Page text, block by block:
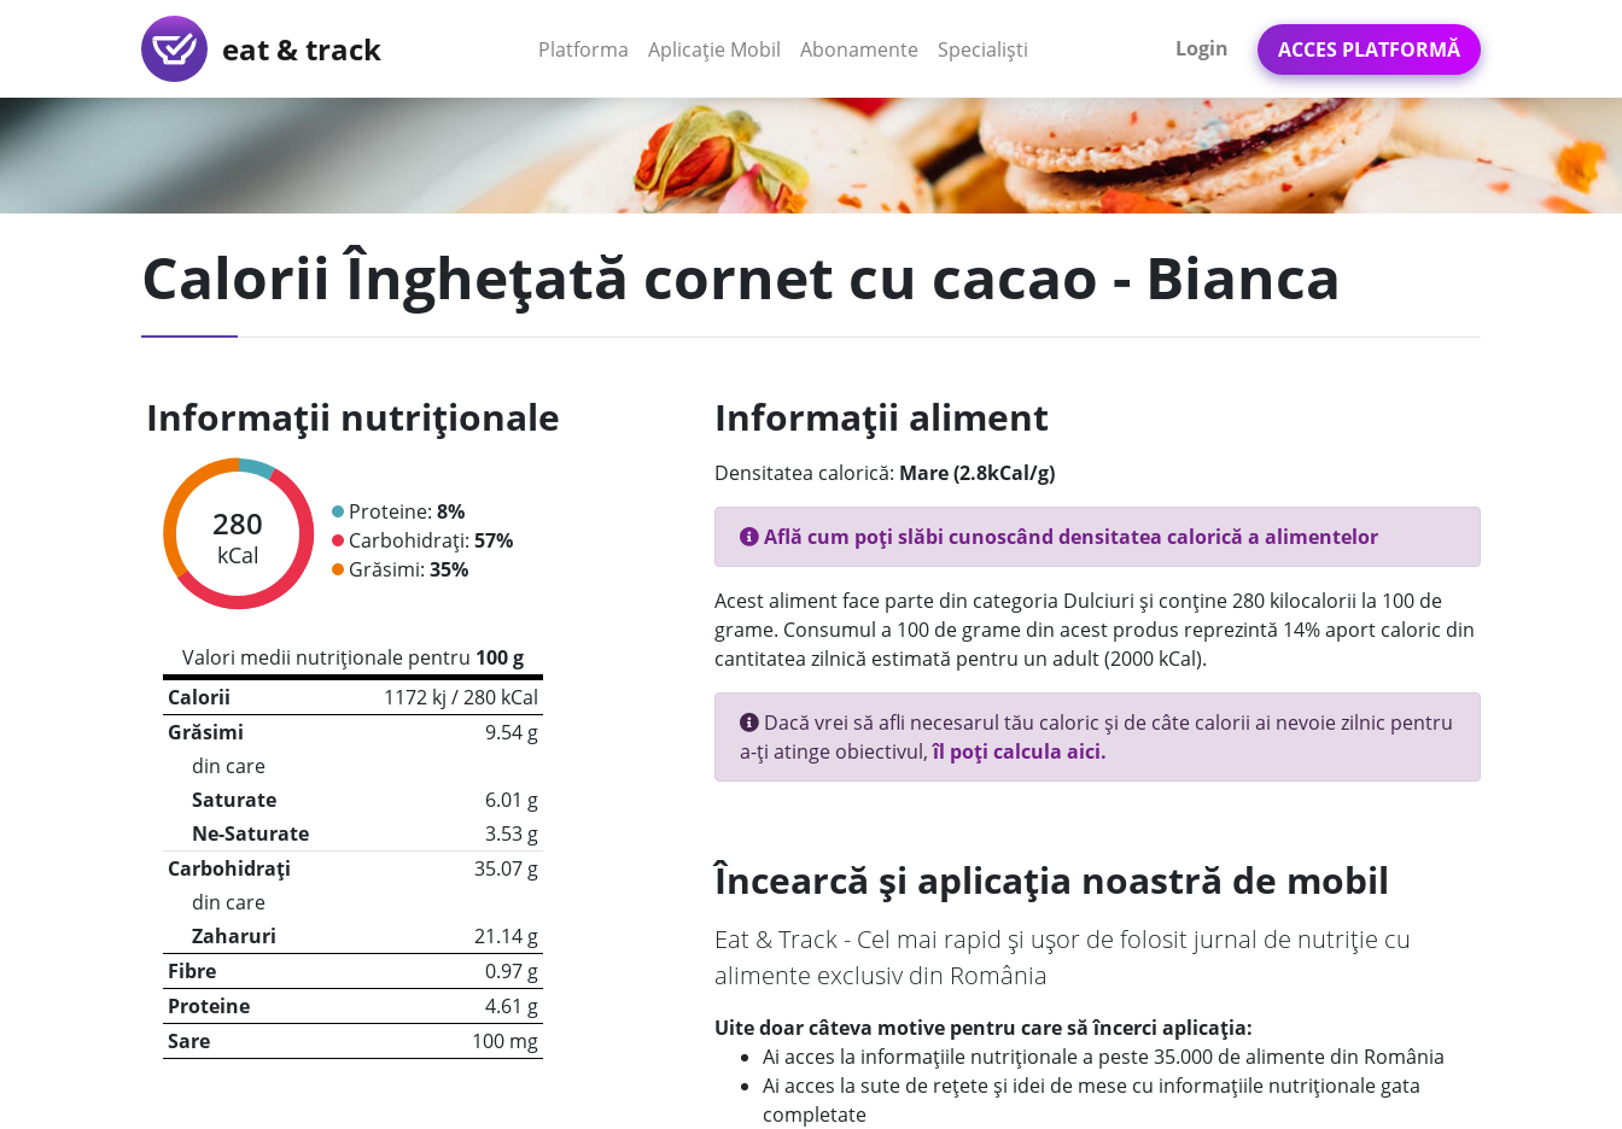
eat & track Platforma (current)
Aplicație Mobil (current)
Abonamente Specialiști Login ACCES PLATFORMĂ
Calorii Înghețată cornet cu cacao - Bianca
Informații nutriționale
280
kCal
Proteine: 8%
Carbohidrați: 57%
Grăsimi: 35%
Valori medii nutriționale pentru 100 g
Calorii
1172 kj / 280 kCal
Grăsimi
9.54 g
din care
Saturate
6.01 g
Ne-Saturate
3.53 g
Carbohidrați
35.07 g
din care
Zaharuri
21.14 g
Fibre
0.97 g
Proteine
4.61 g
Sare
100 mg
Informații aliment
Densitatea calorică: Mare (2.8kCal/g)
Află cum poți slăbi cunoscând densitatea calorică a alimentelor
Acest aliment face parte din categoria Dulciuri și conține 280 kilocalorii la 100 de
grame. Consumul a 100 de grame din acest produs reprezintă 14% aport caloric din
cantitatea zilnică estimată pentru un adult (2000 kCal).
Dacă vrei să afli necesarul tău caloric și de câte calorii ai nevoie zilnic pentru
a-ți atinge obiectivul,îl poți calcula aici.
Încearcă și aplicația noastră de mobil
Eat & Track - Cel mai rapid și ușor de folosit jurnal de nutriție cu
alimente exclusiv din România
Uite doar câteva motive pentru care să încerci aplicația:
Ai acces la informațiile nutriționale a peste 35.000 de alimente din România
Ai acces la sute de rețete și idei de mese cu informațiile nutriționale gata
completate